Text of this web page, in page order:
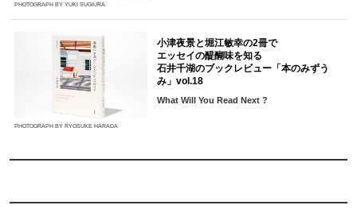
PHOTOGRAPH BY YUKI SUGIURA
PHOTOGRAPH BY RYOSUKE HARADA
小津夜景と堀江敏幸の2冊で
エッセイの醍醐味を知る
石井千湖のブックレビュー「本のみずう
み」vol.18
What Will You Read Next ?